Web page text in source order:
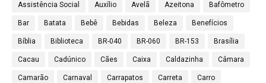
Assistência Social Auxílio Avelã Azeitona Bafômetro
Bar Batata Bebê Bebidas Beleza Benefícios
Bíblia Biblioteca BR-040 BR-060 BR-153 Brasília
Cacau Cadúnico Cães Caixa Caldazinha Câmara
Camarão Carnaval Carrapatos Carreta Carro